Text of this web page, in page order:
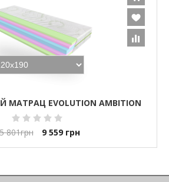
EVOLUTION AMBITION
801грн 9 559 грн